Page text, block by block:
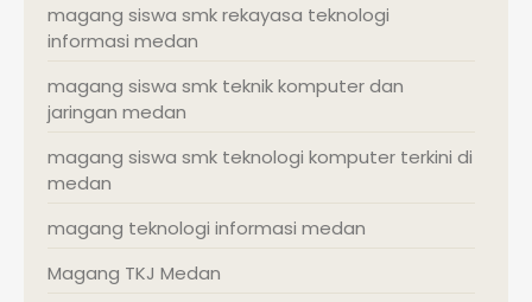
magang siswa smk rekayasa teknologi
informasi medan
magang siswa smk teknik komputer dan
jaringan medan
magang siswa smk teknologi komputer terkini di
medan
magang teknologi informasi medan
Magang TKJ Medan